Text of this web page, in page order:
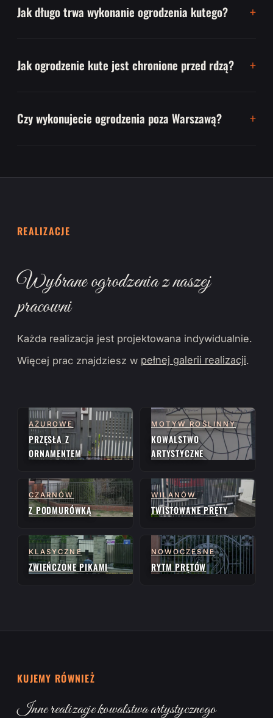
Jak długo trwa wykonanie ogrodzenia kutego?
Jak ogrodzenie kute jest chronione przed rdzą?
Czy wykonujecie ogrodzenia poza Warszawą?
REALIZACJE
Wybrane ogrodzenia z naszej
pracowni
Każda realizacja jest projektowana indywidualnie.
Więcej prac znajdziesz w pełnej galerii realizacji.
AŻUROWE
PRZĘSŁA Z
ORNAMENTEM
MOTYW ROŚLINNY
KOWALSTWO
ARTYSTYCZNE
CZARNÓW
Z PODMURÓWKĄ
WILANÓW
TWISTOWANE PRĘTY
KLASYCZNE
ZWIEŃCZONE PIKAMI
NOWOCZESNE
RYTM PRĘTÓW
KUJEMY RÓWNIEŻ
Inne realizacje kowalstwa artystycznego